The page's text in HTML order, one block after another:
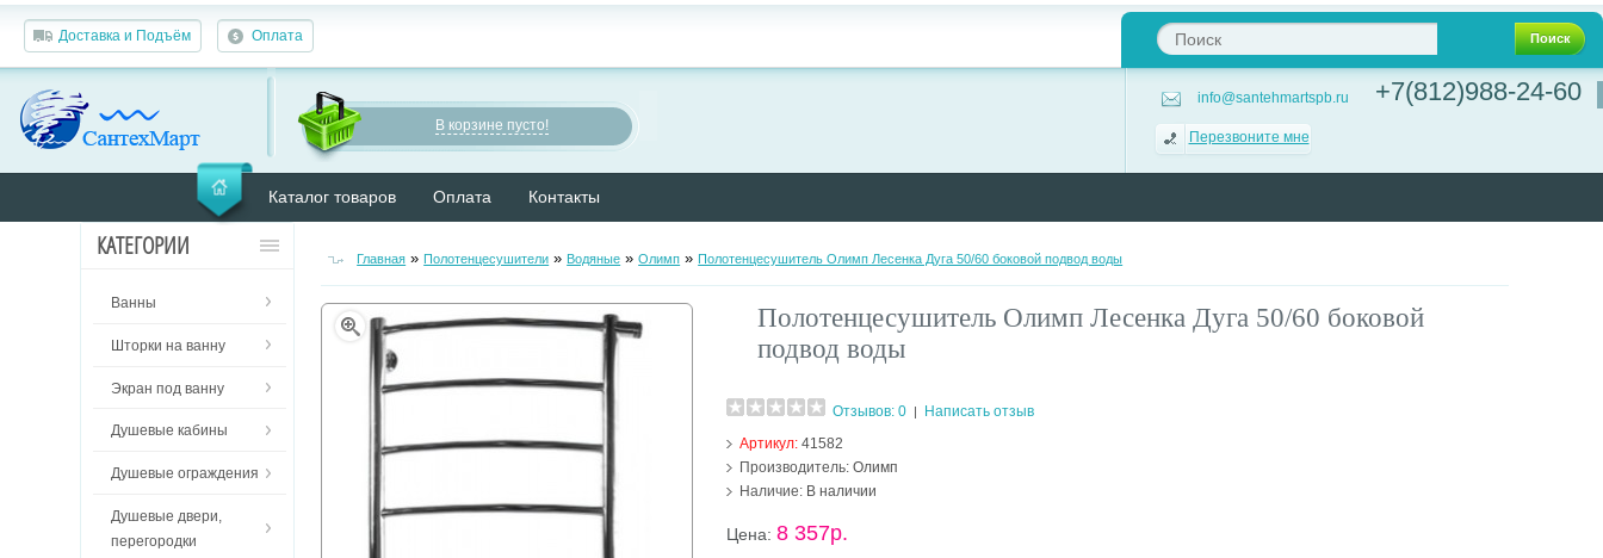
Доставка и Подъём Оплата Поиск
В корзине пусто!
info@santehmartspb.ru
Перезвоните мне
+7(812)988-24-60
Каталог товаров Оплата Контакты
КАТЕГОРИИ
Ванны
Шторки на ванну
Экран под ванну
Душевые кабины
Душевые ограждения
Душевые двери,
перегородки
Главная »Полотенцесушители » Водяные »Олимп »Полотенцесушитель Олимп Лесенка Дуга 50/60 боковой подвод воды
Полотенцесушитель Олимп Лесенка Дуга 50/60 боковой
подвод воды
Отзывов: 0 |
Написать отзыв
Артикул:41582
Производитель: Олимп
Наличие: В наличии
Цена:8 357р.